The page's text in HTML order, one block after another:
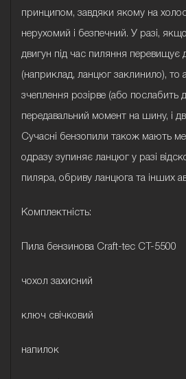
принципом, завдяки якому на
нерухомий і безпечний. У разі,
двигун під час пиляння перевищує
(наприклад, ланцюг заклинило), то
зчеплення розірве (або послабить
передавальний момент на шину, і
Сучасні бензопили також мають
одразу зупиняє ланцюг у разі
пиляра, обриву ланцюга та інших
Комплектність:
Пила бензинова Craft-tec СТ-5500
чохол захисний
ключ свічковий
напилок